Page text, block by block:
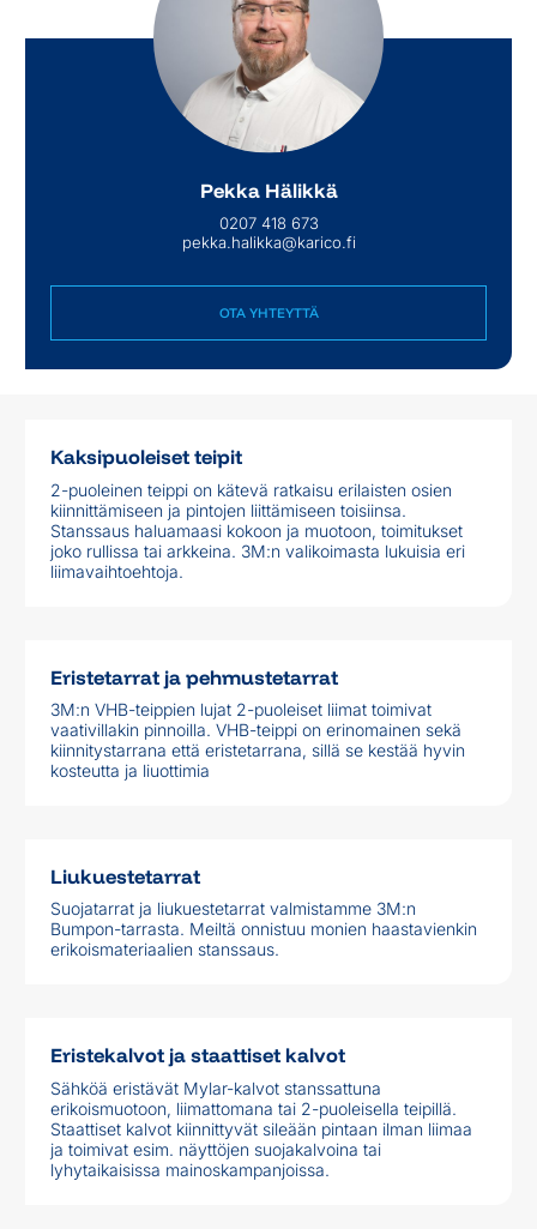
Pekka Hälikkä
0207 418 673
pekka.halikka@karico.fi
OTA YHTEYTTÄ
OTA YHTEYTTÄ
Kaksipuoleiset teipit
2-puoleinen teippi on kätevä ratkaisu erilaisten osien
kiinnittämiseen ja pintojen liittämiseen toisiinsa.
Stanssaus haluamaasi kokoon ja muotoon, toimitukset
joko rullissa tai arkkeina. 3M:n valikoimasta lukuisia eri
liimavaihtoehtoja.
Eristetarrat ja pehmustetarrat
3M:n VHB-teippien lujat 2-puoleiset liimat toimivat
vaativillakin pinnoilla. VHB-teippi on erinomainen sekä
kiinnitystarrana että eristetarrana, sillä se kestää hyvin
kosteutta ja liuottimia
Liukuestetarrat
Suojatarrat ja liukuestetarrat valmistamme 3M:n
Bumpon-tarrasta. Meiltä onnistuu monien haastavienkin
erikoismateriaalien stanssaus.
Eristekalvot ja staattiset kalvot
Sähköä eristävät Mylar-kalvot stanssattuna
erikoismuotoon, liimattomana tai 2-puoleisella teipillä.
Staattiset kalvot kiinnittyvät sileään pintaan ilman liimaa
ja toimivat esim. näyttöjen suojakalvoina tai
lyhytaikaisissa mainoskampanjoissa.